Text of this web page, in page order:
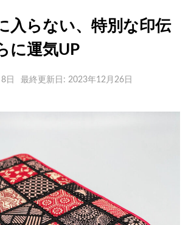
入らない、特別な印伝
に運気UP
日
最終更新日: 2023年12月26日